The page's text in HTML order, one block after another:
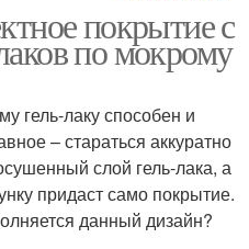
Песочный лак
Лак для получения
покрытие с
по мокрому
гель-лаку способен и
– стараться аккуратно
слой гель-лака, а
придаст само покрытие.
данный дизайн?